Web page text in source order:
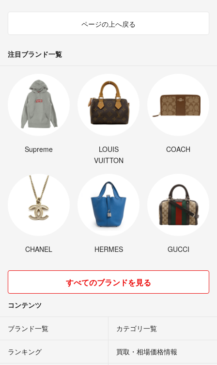
ページの上へ戻る
注目ブランド一覧
Supreme
LOUIS
VUITTON
COACH
CHANEL HERMES GUCCI
すべてのブランドを見る
コンテンツ
ブランド一覧 カテゴリ一覧
ランキング 買取・相場価格情報